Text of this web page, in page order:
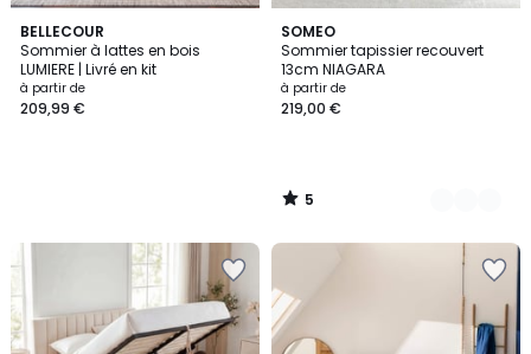
BELLECOUR
Sommier à lattes en bois
LUMIERE | Livré en kit
à partir de
209,99 €
SOMEO
Sommier tapissier recouvert
13cm NIAGARA
à partir de
219,00 €
5
/
5
3
Couleurs
5
/